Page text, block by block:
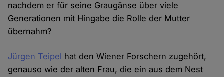
nachdem er für seine Graugänse über viele
Generationen mit Hingabe die Rolle der Mutter
übernahm?
Jürgen Teipel hat den Wiener Forschern zugehört,
genauso wie der alten Frau, die ein aus dem Nest